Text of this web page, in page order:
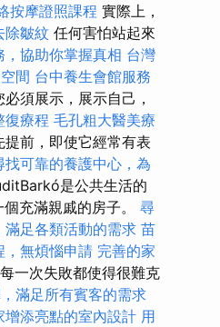
按摩證照課程 實際上，
除皺紋 任何害怕站起來
，協助你掌握真相 台灣
間 台中養生會館服務
必須展示，展示自己，
復療程 毛孔粗大醫美療
前，即使它經常有表
找可靠的養護中心，為
是公共生活的
充滿親戚的房子。 尋
滿足各類活動的需求 苗
，無煩惱申請 完善的家
每一次失敗都使得很難克
滿足所有賓客的需求
增添亮點的室內設計 用